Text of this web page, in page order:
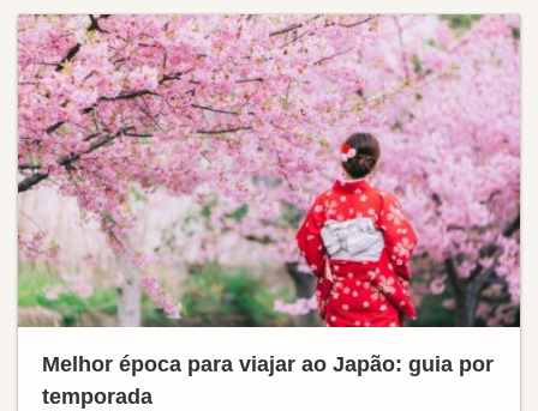
Melhor época para viajar ao Japão: guia por
temporada